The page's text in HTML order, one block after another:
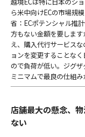
越境ECは特に日本のシ
ら米中向けECの市場規
省：ECポテンシャル推
方もない金額を要しま
え、購入代行サービス
ョンを変更することな
ので負荷が低い。ジグ
ミニマムで最良の仕組み
店舗最大の懸念、
ない